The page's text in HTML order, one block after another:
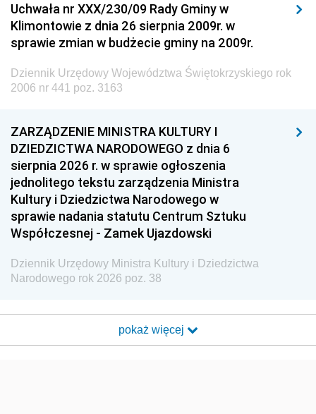
Uchwała nr XXX/230/09 Rady Gminy w
Klimontowie z dnia 26 sierpnia 2009r. w
sprawie zmian w budżecie gminy na 2009r.
Dziennik Urzędowy Województwa Świętokrzyskiego rok
2006 nr 441 poz. 3163
ZARZĄDZENIE MINISTRA KULTURY I
DZIEDZICTWA NARODOWEGO z dnia 6
sierpnia 2026 r. w sprawie ogłoszenia
jednolitego tekstu zarządzenia Ministra
Kultury i Dziedzictwa Narodowego w
sprawie nadania statutu Centrum Sztuku
Współczesnej - Zamek Ujazdowski
Dziennik Urzędowy Ministra Kultury i Dziedzictwa
Narodowego rok 2026 poz. 38
pokaż więcej